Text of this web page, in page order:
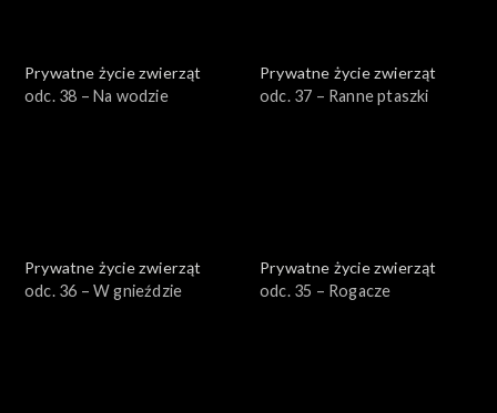
Prywatne życie zwierząt
odc. 38 – Na wodzie
Prywatne życie zwierząt
odc. 37 – Ranne ptaszki
Prywatne życie zwierząt
odc. 36 – W gnieździe
Prywatne życie zwierząt
odc. 35 – Rogacze